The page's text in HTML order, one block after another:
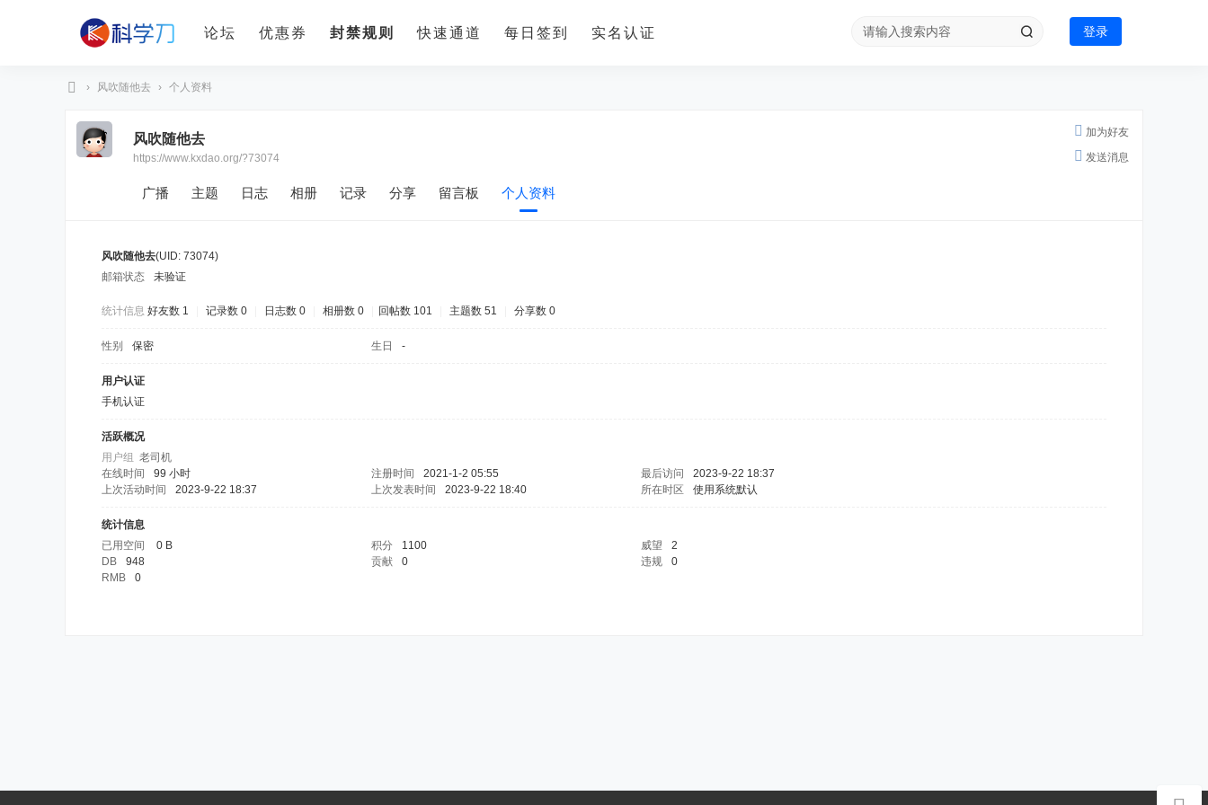
论坛 优惠券 封禁规则 快速通道 每日签到 实名认证 登录
› 风吹随他去 › 个人资料
加为好友
发送消息
风吹随他去
https://www.kxdao.org/?73074
广播 主题 日志 相册 记录 分享 留言板 个人资料
风吹随他去(UID: 73074)
邮箱状态
未验证
统计信息 好友数 1 记录数 0 日志数 0 相册数 0 回帖数 101 主题数 51 分享数 0
性别 保密 生日 -
用户认证
手机认证
活跃概况
用户组 老司机
在线时间
99 小时 注册时间 2021-1-2 05:55 最后访问
2023-9-22 18:37
上次活动时间
2023-9-22 18:37 上次发表时间 2023-9-22 18:40 所在时区 使用系统默认
统计信息
已用空间
0 B 积分 1100 威望
2
DB
948 贡献 0 违规
0
RMB
0